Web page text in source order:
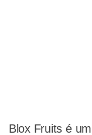
Blox Fruits é